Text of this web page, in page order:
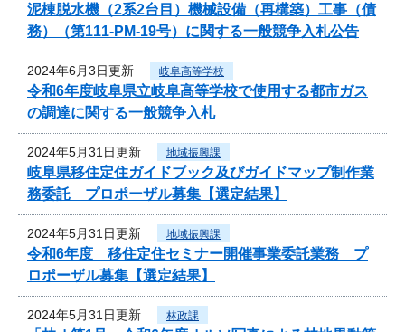
泥棟脱水機（2系2台目）機械設備（再構築）工事（債
務）（第111-PM-19号）に関する一般競争入札公告
2024年6月3日更新 岐阜高等学校
令和6年度岐阜県立岐阜高等学校で使用する都市ガス
の調達に関する一般競争入札
2024年5月31日更新 地域振興課
岐阜県移住定住ガイドブック及びガイドマップ制作業
務委託 プロポーザル募集【選定結果】
2024年5月31日更新 地域振興課
令和6年度 移住定住セミナー開催事業委託業務 プ
ロポーザル募集【選定結果】
2024年5月31日更新 林政課